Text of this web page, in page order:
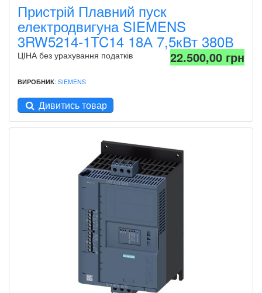
Пристрій Плавний пуск
електродвигуна SIEMENS
3RW5214-1TC14 18А 7,5кВт 380В
ЦІНА без урахування податків 22.500,00 грн
ВИРОБНИК: SIEMENS
Дивитись товар